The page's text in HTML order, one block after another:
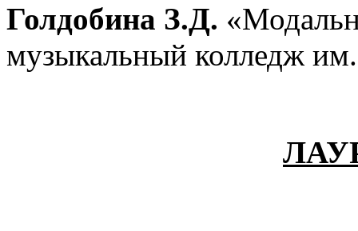
Голдобина З.Д.
музыкальный колледж